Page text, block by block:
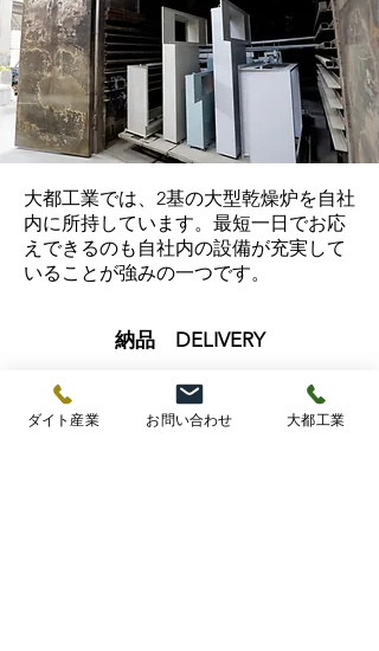
大都工業では、2基の大型乾燥炉を自社
内に所持しています。最短一日でお応
えできるのも自社内の設備が充実して
いることが強みの一つです。
​納品 DELIVERY
​製品出荷
ダイト産業 お問い合わせ 大都工業